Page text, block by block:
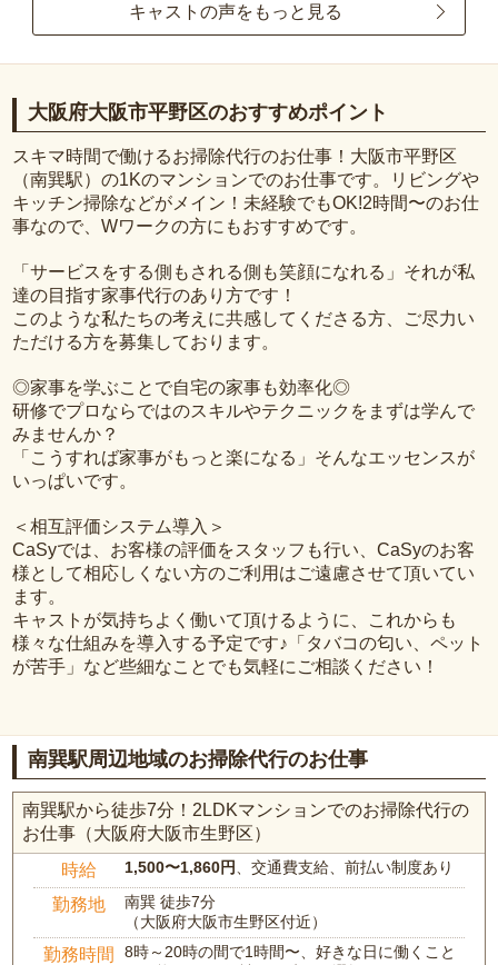
キャストの声をもっと見る
大阪府大阪市平野区のおすすめポイント
スキマ時間で働けるお掃除代行のお仕事！大阪市平野区
（南巽駅）の1Kのマンションでのお仕事です。リビングや
キッチン掃除などがメイン！未経験でもOK!2時間〜のお仕
事なので、Wワークの方にもおすすめです。
「サービスをする側もされる側も笑顔になれる」それが私
達の目指す家事代行のあり方です！
このような私たちの考えに共感してくださる方、ご尽力い
ただける方を募集しております。
◎家事を学ぶことで自宅の家事も効率化◎
研修でプロならではのスキルやテクニックをまずは学んで
みませんか？
「こうすれば家事がもっと楽になる」そんなエッセンスが
いっぱいです。
＜相互評価システム導入＞
CaSyでは、お客様の評価をスタッフも行い、CaSyのお客
様として相応しくない方のご利用はご遠慮させて頂いてい
ます。
キャストが気持ちよく働いて頂けるように、これからも
様々な仕組みを導入する予定です♪「タバコの匂い、ペット
が苦手」など些細なことでも気軽にご相談ください！
南巽駅周辺地域のお掃除代行のお仕事
南巽駅から徒歩7分！2LDKマンションでのお掃除代行の
お仕事（大阪府大阪市生野区）
時給 1,500〜1,860円、交通費支給、前払い制度あり
勤務地
南巽 徒歩7分
（大阪府大阪市生野区付近）
勤務時間
8時～20時の間で1時間〜、好きな日に働くこと